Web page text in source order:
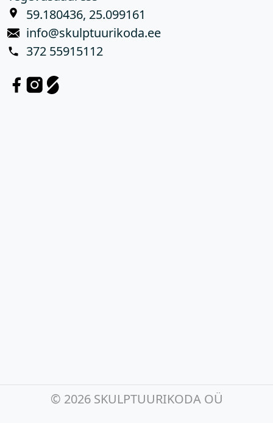
59.180436, 25.099161
info@skulptuurikoda.ee
372 55915112
© 2026 SKULPTUURIKODA OÜ